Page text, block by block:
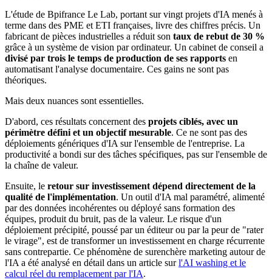
L'étude de Bpifrance Le Lab, portant sur vingt projets d'IA menés à
terme dans des PME et ETI françaises, livre des chiffres précis. Un
fabricant de pièces industrielles a réduit son taux de rebut de 30 %
grâce à un système de vision par ordinateur. Un cabinet de conseil a
divisé par trois le temps de production de ses rapports en
automatisant l'analyse documentaire. Ces gains ne sont pas
théoriques.
Mais deux nuances sont essentielles.
D'abord, ces résultats concernent des projets ciblés, avec un
périmètre défini et un objectif mesurable. Ce ne sont pas des
déploiements génériques d'IA sur l'ensemble de l'entreprise. La
productivité a bondi sur des tâches spécifiques, pas sur l'ensemble de
la chaîne de valeur.
Ensuite, le retour sur investissement dépend directement de la
qualité de l'implémentation. Un outil d'IA mal paramétré, alimenté
par des données incohérentes ou déployé sans formation des
équipes, produit du bruit, pas de la valeur. Le risque d'un
déploiement précipité, poussé par un éditeur ou par la peur de "rater
le virage", est de transformer un investissement en charge récurrente
sans contrepartie. Ce phénomène de surenchère marketing autour de
l'IA a été analysé en détail dans un article surl'AI washing et le
calcul réel du remplacement par l'IA.